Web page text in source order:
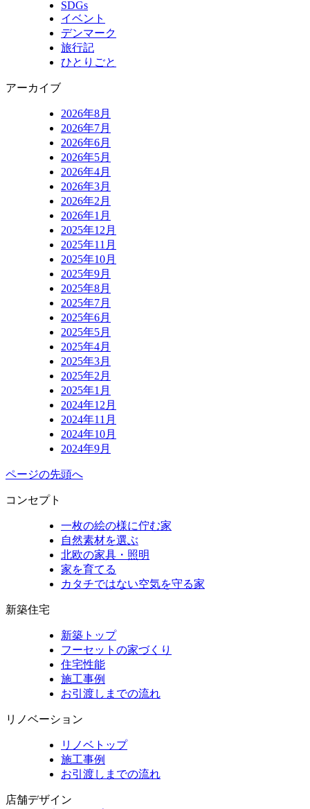
SDGs
イベント
デンマーク
旅行記
ひとりごと
アーカイブ
2026年8月
2026年7月
2026年6月
2026年5月
2026年4月
2026年3月
2026年2月
2026年1月
2025年12月
2025年11月
2025年10月
2025年9月
2025年8月
2025年7月
2025年6月
2025年5月
2025年4月
2025年3月
2025年2月
2025年1月
2024年12月
2024年11月
2024年10月
2024年9月
ページの先頭へ
コンセプト
一枚の絵の様に佇む家
自然素材を選ぶ
北欧の家具・照明
家を育てる
カタチではない空気を守る家
新築住宅
新築トップ
フーセットの家づくり
住宅性能
施工事例
お引渡しまでの流れ
リノベーション
リノベトップ
施工事例
お引渡しまでの流れ
店舗デザイン